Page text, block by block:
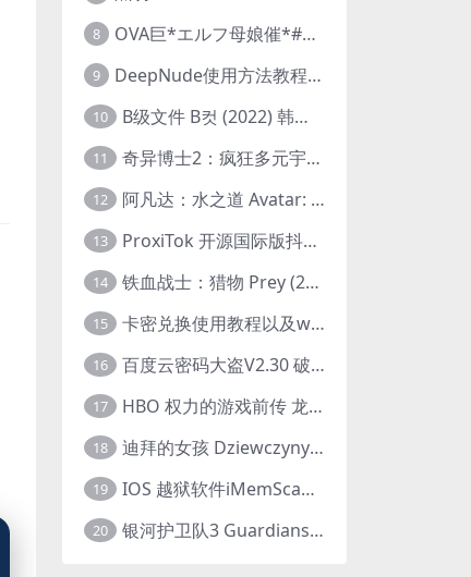
8 OVA巨*エルフ母娘催*#1エルフの国を蹂*する男。汚された女王と姫
9 DeepNude使用方法教程FAQ
10 B级文件 B컷 (2022) 韩国大尺度剧情电影 1080P 中字
11 奇异博士2：疯狂多元宇宙 Doctor Strange in the Multiverse of Madness (2022) 高清版1080p
12 阿凡达：水之道 Avatar: The Way of Water (2022) 1080p 2k 4k 中文字幕
13 ProxiTok 开源国际版抖音TikTok网页版 国内网络直连
14 铁血战士：猎物 Prey (2022) 中英字幕 1080P
15 卡密兑换使用教程以及windows使用教程
16 百度云密码大盗V2.30 破解分享链接提取码
17 HBO 权力的游戏前传 龙之家族 House of the Dragon (2022) 中字 1080P 更新4集
18 迪拜的女孩 Dziewczyny z Dubaju (2021) 1080P 中字
19 IOS 越狱软件iMemScan version1.2.6 游戏内存修改器
20 银河护卫队3 Guardians of the Galaxy Vol. 3 (2023)4K高清资源1080p只分享精品